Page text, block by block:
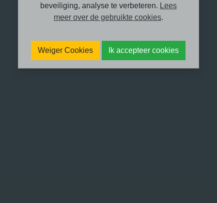
beveiliging, analyse te verbeteren. Lees
meer over de gebruikte cookies.
Weiger Cookies Ik accepteer cookies